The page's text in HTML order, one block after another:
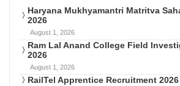
Haryana Mukhyamantri Matritva
2026
August 1, 2026
Ram Lal Anand College Field
2026
August 1, 2026
RailTel Apprentice Recruitment 2026